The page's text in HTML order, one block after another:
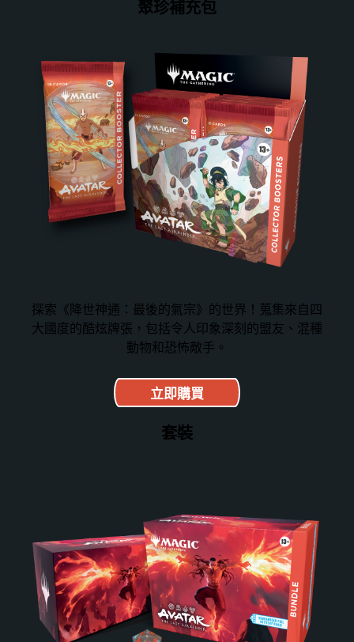
聚珍補充包
探索《降世神通：最後的氣宗》的世界！蒐集來自四
大國度的酷炫牌張，包括令人印象深刻的盟友、混種
動物和恐怖敵手。
立即購買
套裝